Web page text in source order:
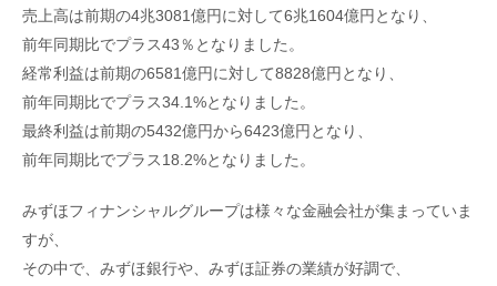
売上高は前期の4兆3081億円に対して6兆1604億円となり、
前年同期比でプラス43％となりました。
経常利益は前期の6581億円に対して8828億円となり、
前年同期比でプラス34.1%となりました。
最終利益は前期の5432億円から6423億円となり、
前年同期比でプラス18.2%となりました。
みずほフィナンシャルグループは様々な金融会社が集まっていま
すが、
その中で、みずほ銀行や、みずほ証券の業績が好調で、